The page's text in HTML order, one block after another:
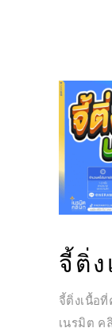
จี้ติ่
จี้ติ่งเนื้อ
เนรมิต ค